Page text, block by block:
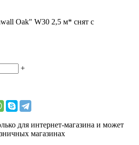
Oak" W30 2,5 м* снят с
+
для интернет-магазина и может
магазинах